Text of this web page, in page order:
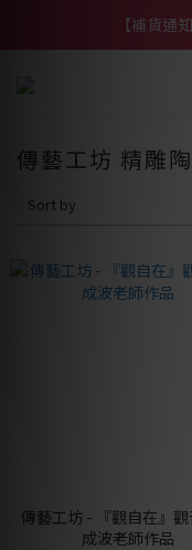
【熱門】馬上有
【補貨通
【熱門】馬上有
傳藝工坊 精雕
Sort by
傳藝工坊 - 『觀自在』
成波老師作品